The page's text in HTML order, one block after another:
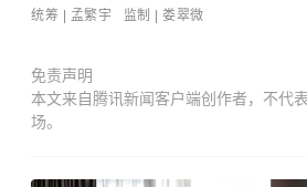
统筹 | 孟繁宇 监制
| 娄翠微
免责声明
本文来自腾讯新闻客户端创作者，不代
场。